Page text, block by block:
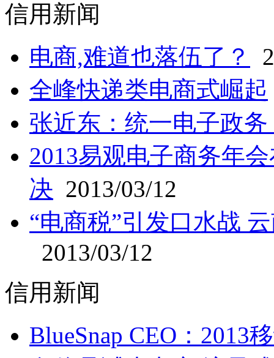
信用新闻
电商,难道也落伍了？
全峰快递类电商式崛起
张近东：统一电子政
2013易观电子商务年
决 2013/03/12
“电商税”引发口水战
2013/03/12
信用新闻
BlueSnap CEO：2013